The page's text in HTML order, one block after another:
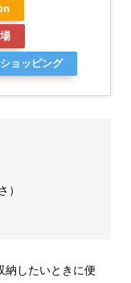
ョッピング
納したいときに便